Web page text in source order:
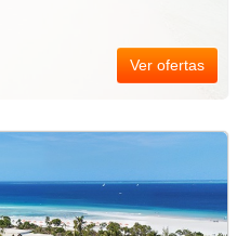
Ver ofertas